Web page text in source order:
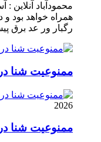
محمودآباد آنلاین :
همراه خواهد بود و
رگبار ور عد برق
ممنوعیت شنا
2026
ممنوعیت شنا